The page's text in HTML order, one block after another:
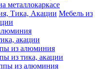
металлокаркасе
Мебель из
акации
из алюминия
из тика, акации
из алюминия